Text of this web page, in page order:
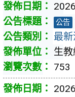
公告
最
生教
753